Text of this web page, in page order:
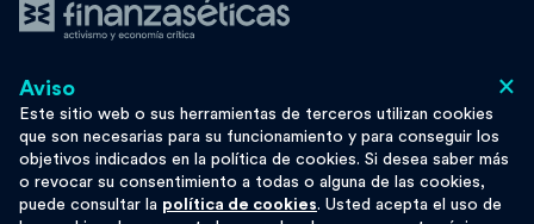
Síguenos
Esta obra se distribuye bajo licenciaMoze
×
Aviso
Este sitio web o sus herramientas de terceros utilizan cookies
que son necesarias para su funcionamiento y para conseguir los
objetivos indicados en la política de cookies. Si desea saber más
o revocar su consentimiento a todas o alguna de las cookies,
puede consultar la política de cookies. Usted acepta el uso de